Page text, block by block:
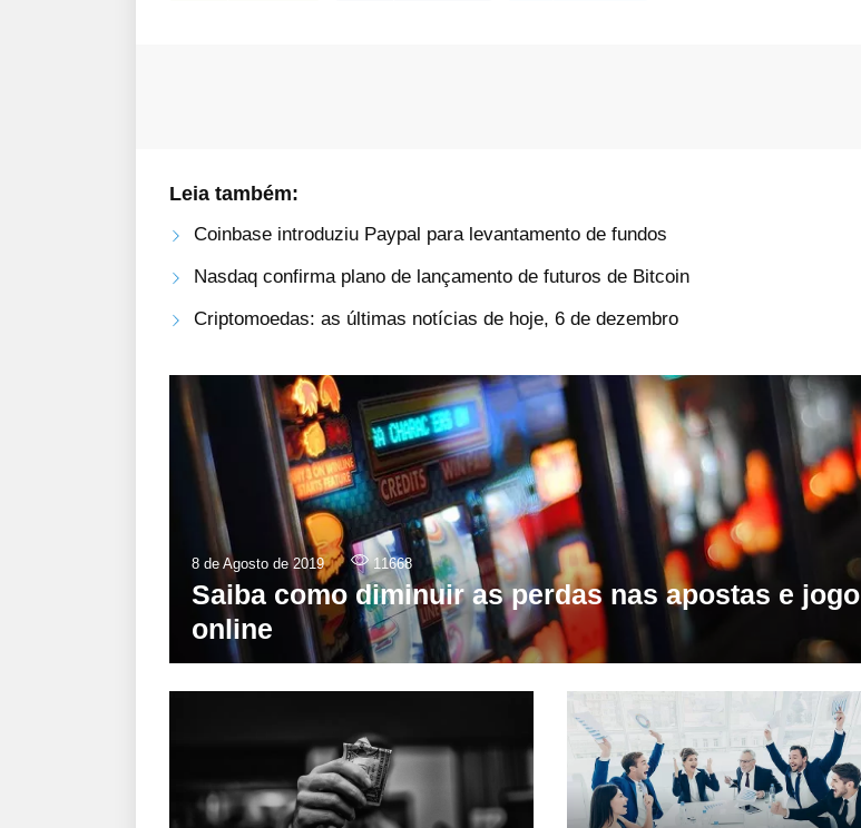
Leia também:
Coinbase introduziu Paypal para levantamento de fundos
Nasdaq confirma plano de lançamento de futuros de Bitcoin
Criptomoedas: as últimas notícias de hoje, 6 de dezembro
8 de Agosto de 2019 11668
Saiba como diminuir as perdas nas apostas e jogo
online